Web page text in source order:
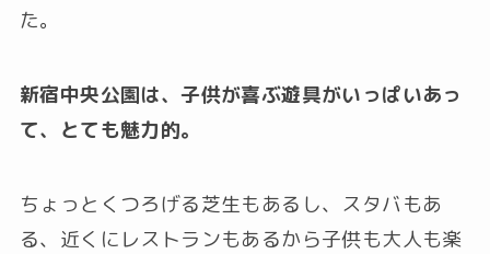
た。
新宿中央公園は、子供が喜ぶ遊具がいっぱいあっ
て、とても魅力的。
ちょっとくつろげる芝生もあるし、スタバもあ
る、近くにレストランもあるから子供も大人も楽